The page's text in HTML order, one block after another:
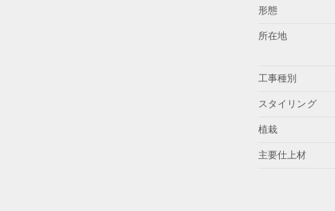
形態
所在地
工事種別
スタイリング
植栽
主要仕上材